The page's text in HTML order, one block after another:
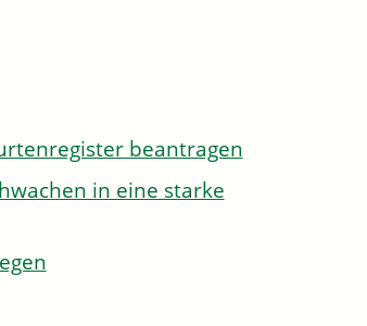
beantragen
in eine starke